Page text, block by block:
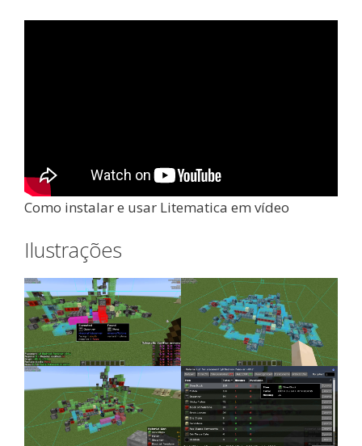
Como instalar e usar Litematica em vídeo
Ilustrações